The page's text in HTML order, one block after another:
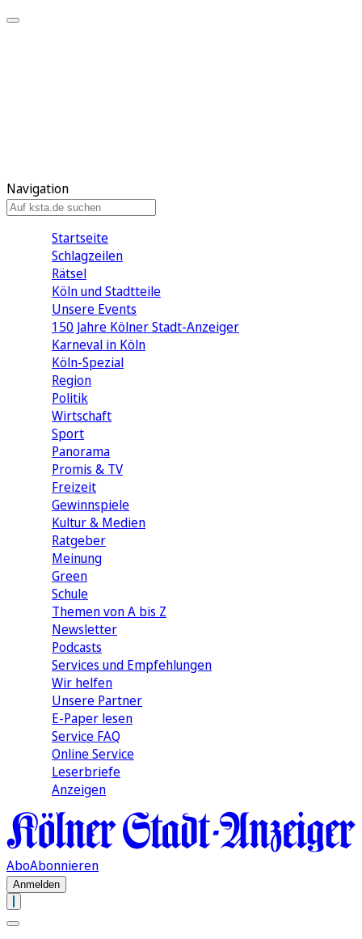
Navigation
Startseite
Schlagzeilen
Rätsel
Köln und Stadtteile
Unsere Events
150 Jahre Kölner Stadt-Anzeiger
Karneval in Köln
Köln-Spezial
Region
Politik
Wirtschaft
Sport
Panorama
Promis & TV
Freizeit
Gewinnspiele
Kultur & Medien
Ratgeber
Meinung
Green
Schule
Themen von A bis Z
Newsletter
Podcasts
Services und Empfehlungen
Wir helfen
Unsere Partner
E-Paper lesen
Service FAQ
Online Service
Leserbriefe
Anzeigen
AboAbonnieren
Anmelden